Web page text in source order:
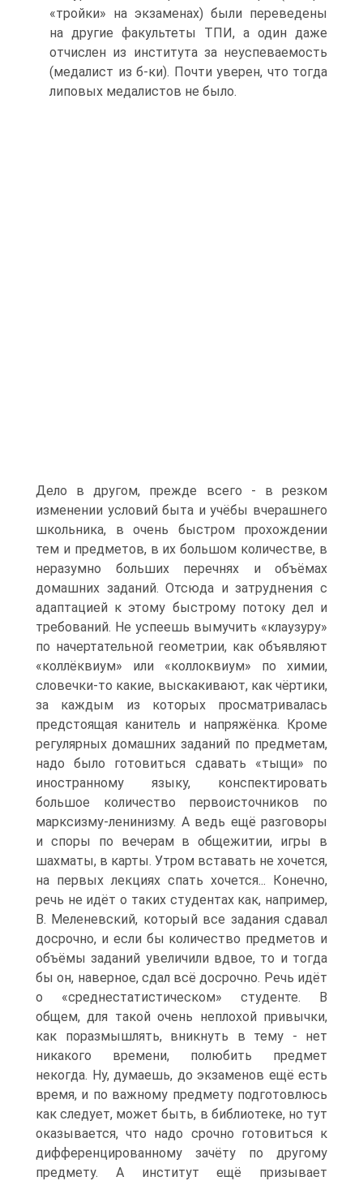
«тройки» на экзаменах) были переведены
на другие факультеты ТПИ, а один даже
отчислен из института за неуспеваемость
(медалист из б-ки). Почти уверен, что тогда
липовых медалистов не было.
Дело в другом, прежде всего - в резком
изменении условий быта и учёбы вчерашнего
школьника, в очень быстром прохождении
тем и предметов, в их большом количестве, в
неразумно больших перечнях и объёмах
домашних заданий. Отсюда и затруднения с
адаптацией к этому быстрому потоку дел и
требований. Не успеешь вымучить «клаузуру»
по начертательной геометрии, как объявляют
«коллёквиум» или «коллоквиум» по химии,
словечки-то какие, выскакивают, как чёртики,
за каждым из которых просматривалась
предстоящая канитель и напряжёнка. Кроме
регулярных домашних заданий по предметам,
надо было готовиться сдавать «тыщи» по
иностранному языку, конспектировать
большое количество первоисточников по
марксизму-ленинизму. А ведь ещё разговоры
и споры по вечерам в общежитии, игры в
шахматы, в карты. Утром вставать не хочется,
на первых лекциях спать хочется... Конечно,
речь не идёт о таких студентах как, например,
В. Меленевский, который все задания сдавал
досрочно, и если бы количество предметов и
объёмы заданий увеличили вдвое, то и тогда
бы он, наверное, сдал всё досрочно. Речь идёт
о «среднестатистическом» студенте. В
общем, для такой очень неплохой привычки,
как поразмышлять, вникнуть в тему - нет
никакого времени, полюбить предмет
некогда. Ну, думаешь, до экзаменов ещё есть
время, и по важному предмету подготовлюсь
как следует, может быть, в библиотеке, но тут
оказывается, что надо срочно готовиться к
дифференцированному зачёту по другому
предмету. А институт ещё призывает